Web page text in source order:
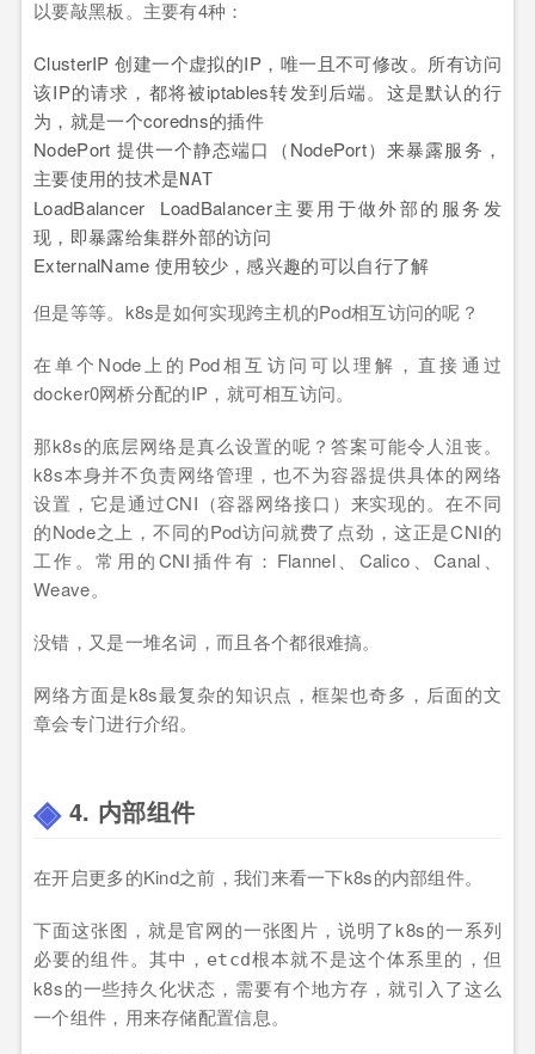
以要敲黑板。主要有4种：
ClusterIP 创建一个虚拟的IP，唯一且不可修改。所有访问
该IP的请求，都将被iptables转发到后端。这是默认的行
为，就是一个coredns的插件
NodePort 提供一个静态端口（NodePort）来暴露服务，
主要使用的技术是NAT
LoadBalancer LoadBalancer主要用于做外部的服务发
现，即暴露给集群外部的访问
ExternalName 使用较少，感兴趣的可以自行了解
但是等等。k8s是如何实现跨主机的Pod相互访问的呢？
在单个Node上的Pod相互访问可以理解，直接通过
docker0网桥分配的IP，就可相互访问。
那k8s的底层网络是真么设置的呢？答案可能令人沮丧。
k8s本身并不负责网络管理，也不为容器提供具体的网络
设置，它是通过CNI（容器网络接口）来实现的。在不同
的Node之上，不同的Pod访问就费了点劲，这正是CNI的
工作。常用的CNI插件有：Flannel、Calico、Canal、
Weave。
没错，又是一堆名词，而且各个都很难搞。
网络方面是k8s最复杂的知识点，框架也奇多，后面的文
章会专门进行介绍。
4. 内部组件
在开启更多的Kind之前，我们来看一下k8s的内部组件。
下面这张图，就是官网的一张图片，说明了k8s的一系列
必要的组件。其中， etcd根本就不是这个体系里的，但
k8s的一些持久化状态，需要有个地方存，就引入了这么
一个组件，用来存储配置信息。